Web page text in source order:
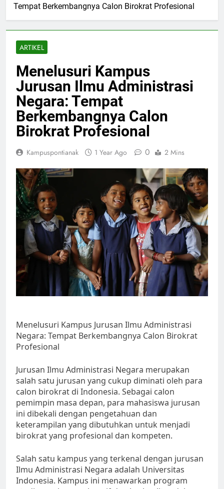
Tempat Berkembangnya Calon Birokrat Profesional
ARTIKEL
Menelusuri Kampus
Jurusan Ilmu Administrasi
Negara: Tempat
Berkembangnya Calon
Birokrat Profesional
Kampuspontianak 1 Year Ago 0 2 Mins
Menelusuri Kampus Jurusan Ilmu Administrasi
Negara: Tempat Berkembangnya Calon Birokrat
Profesional
Jurusan Ilmu Administrasi Negara merupakan
salah satu jurusan yang cukup diminati oleh para
calon birokrat di Indonesia. Sebagai calon
pemimpin masa depan, para mahasiswa jurusan
ini dibekali dengan pengetahuan dan
keterampilan yang dibutuhkan untuk menjadi
birokrat yang profesional dan kompeten.
Salah satu kampus yang terkenal dengan jurusan
Ilmu Administrasi Negara adalah Universitas
Indonesia. Kampus ini menawarkan program